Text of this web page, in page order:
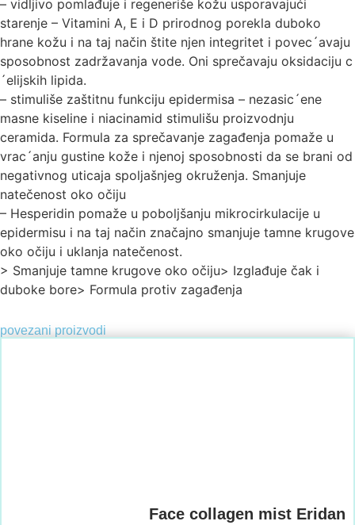
– vidljivo pomlađuje i regeneriše kožu usporavajući
starenje – Vitamini A, E i D prirodnog porekla duboko
hrane kožu i na taj način štite njen integritet i povec´avaju
sposobnost zadržavanja vode. Oni sprečavaju oksidaciju c
´elijskih lipida.
– stimuliše zaštitnu funkciju epidermisa – nezasic´ene
masne kiseline i niacinamid stimulišu proizvodnju
ceramida. Formula za sprečavanje zagađenja pomaže u
vrac´anju gustine kože i njenoj sposobnosti da se brani od
negativnog uticaja spoljašnjeg okruženja. Smanjuje
natečenost oko očiju
– Hesperidin pomaže u poboljšanju mikrocirkulacije u
epidermisu i na taj način značajno smanjuje tamne krugove
oko očiju i uklanja natečenost.
> Smanjuje tamne krugove oko očiju> Izglađuje čak i
duboke bore> Formula protiv zagađenja
povezani proizvodi
Face collagen mist Eridan